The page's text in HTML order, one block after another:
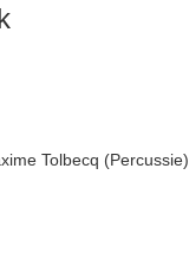
Tolbecq (Percussie)